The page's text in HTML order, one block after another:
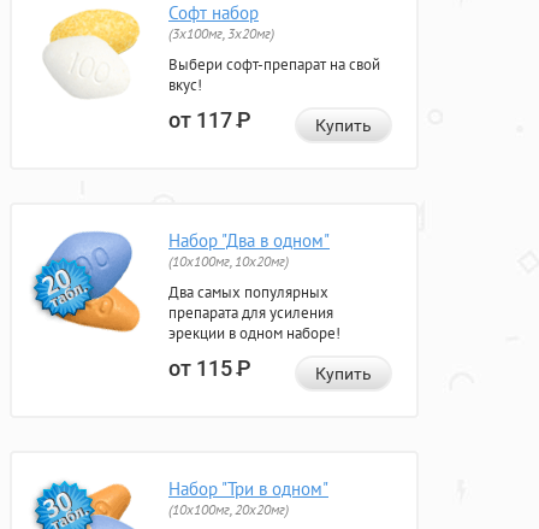
Софт набор
(3x100мг, 3x20мг)
Выбери софт-препарат на свой
вкус!
от 117Р Купить
Набор "Два в одном"
(10x100мг, 10x20мг)
Два самых популярных
препарата для усиления
эрекции в одном наборе!
от 115Р Купить
Набор "Три в одном"
(10x100мг, 20x20мг)